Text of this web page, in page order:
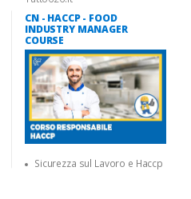
CN - HACCP - FOOD
INDUSTRY MANAGER
COURSE
Sicurezza sul Lavoro e Haccp